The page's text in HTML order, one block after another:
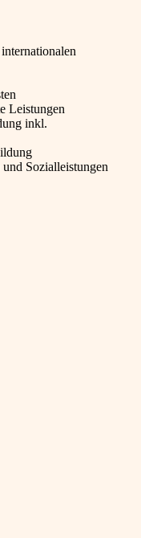
Leistungen
inkl.
Sozialleistungen